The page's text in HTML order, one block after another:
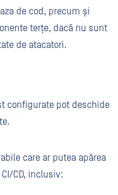
de cod, precum și
terțe, dacă nu sunt
de atacatori.
configurate pot deschide
care ar putea apărea
CD, inclusiv: